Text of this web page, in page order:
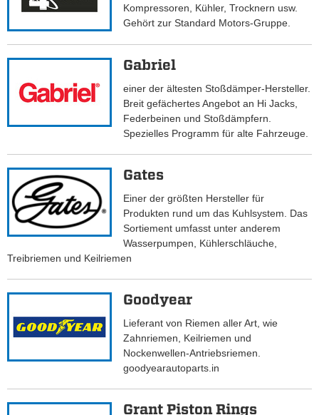
Kompressoren, Kühler, Trocknern usw.
Gehört zur Standard Motors-Gruppe.
Gabriel
einer der ältesten Stoßdämper-Hersteller.
Breit gefächertes Angebot an Hi Jacks,
Federbeinen und Stoßdämpfern.
Spezielles Programm für alte Fahrzeuge.
Gates
Einer der größten Hersteller für
Produkten rund um das Kuhlsystem. Das
Sortiement umfasst unter anderem
Wasserpumpen, Kühlerschläuche,
Treibriemen und Keilriemen
Goodyear
Lieferant von Riemen aller Art, wie
Zahnriemen, Keilriemen und
Nockenwellen-Antriebsriemen.
goodyearautoparts.in
Grant Piston Rings